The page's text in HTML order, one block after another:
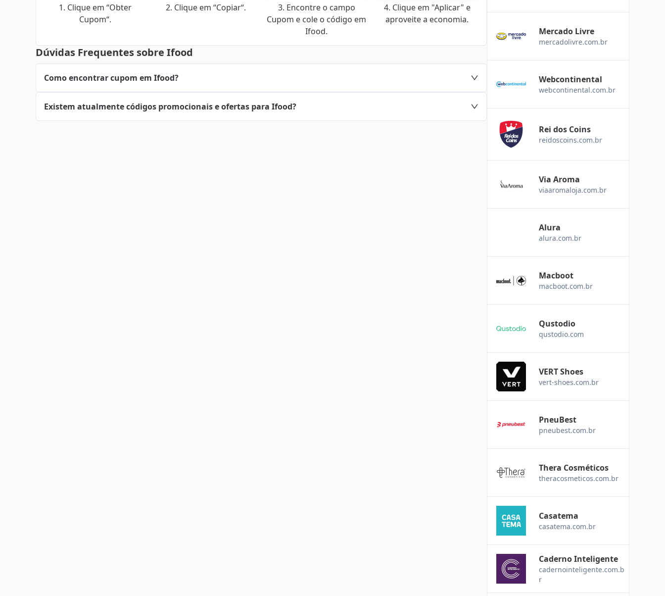
1. Clique em “Obter
Cupom“.
2. Clique em “Copiar“.
3. Encontre o campo
Cupom e cole o código em
Ifood.
4. Clique em "Aplicar" e
aproveite a economia.
Dúvidas Frequentes sobre Ifood
Como encontrar cupom em Ifood?
Existem atualmente códigos promocionais e ofertas para Ifood?
Mercado Livre
mercadolivre.com.br
Webcontinental
webcontinental.com.br
Rei dos Coins
reidoscoins.com.br
Via Aroma
viaaromaloja.com.br
Alura
alura.com.br
Macboot
macboot.com.br
Qustodio
qustodio.com
VERT Shoes
vert-shoes.com.br
PneuBest
pneubest.com.br
Thera Cosméticos
theracosmeticos.com.br
Casatema
casatema.com.br
Caderno Inteligente
cadernointeligente.com.b
r